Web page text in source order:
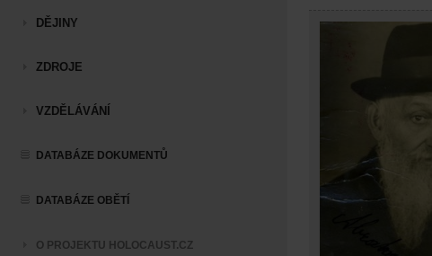
DĚJINY
ZDROJE
VZDĚLÁVÁNÍ
DATABÁZE DOKUMENTŮ
DATABÁZE OBĚTÍ
O PROJEKTU HOLOCAUST.CZ